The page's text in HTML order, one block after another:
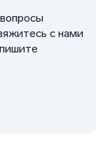
с нами